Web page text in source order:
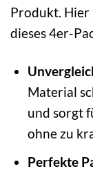
Produkt. Hier
dieses 4er-
Material
und sorgt
ohne zu
Perfekte